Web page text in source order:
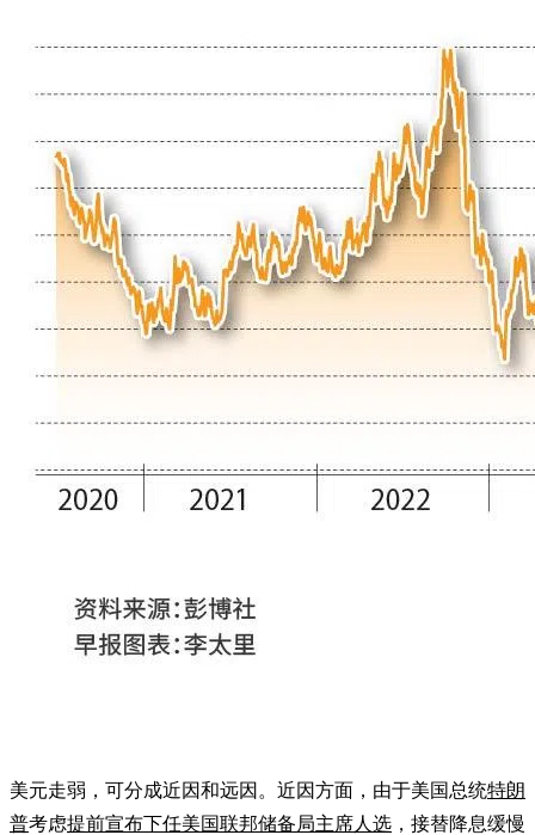
美元走弱，可分成近因和远因。近因方面，由于美国总统特朗
普考虑提前宣布下任美国联邦储备局主席人选 ，接替降息缓慢